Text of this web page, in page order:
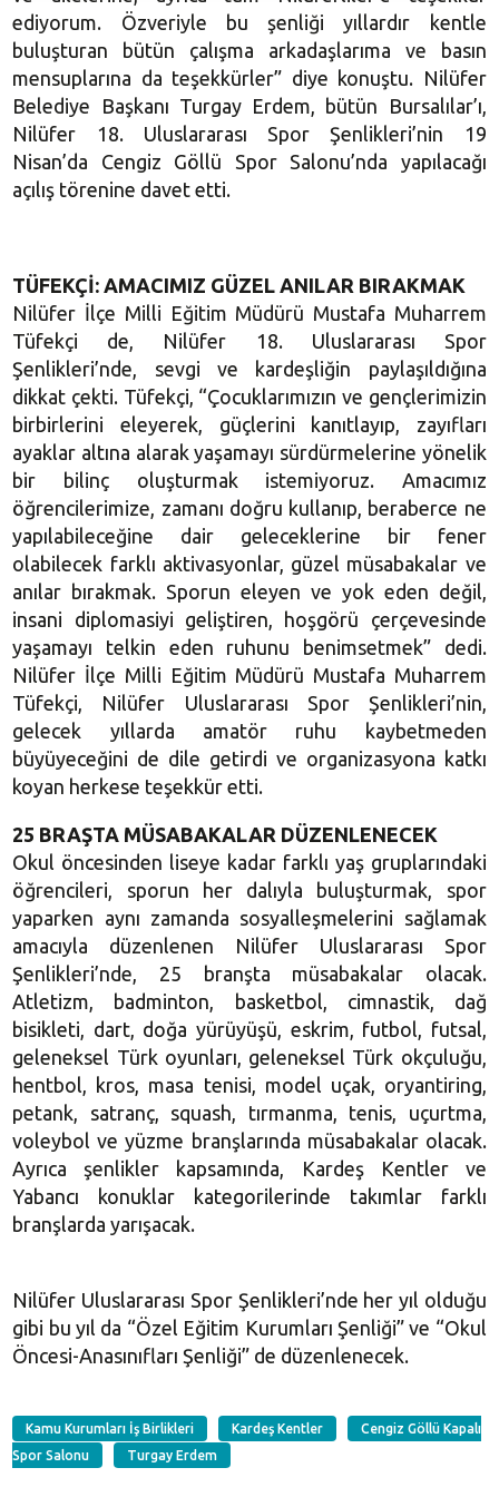
ediyorum. Özveriyle bu şenliği yıllardır kentle
buluşturan bütün çalışma arkadaşlarıma ve basın
mensuplarına da teşekkürler” diye konuştu. Nilüfer
Belediye Başkanı Turgay Erdem, bütün Bursalılar’ı,
Nilüfer 18. Uluslararası Spor Şenlikleri’nin 19
Nisan’da Cengiz Göllü Spor Salonu’nda yapılacağı
açılış törenine davet etti.
TÜFEKÇİ: AMACIMIZ GÜZEL ANILAR BIRAKMAK
Nilüfer İlçe Milli Eğitim Müdürü Mustafa Muharrem
Tüfekçi de, Nilüfer 18. Uluslararası Spor
Şenlikleri’nde, sevgi ve kardeşliğin paylaşıldığına
dikkat çekti. Tüfekçi, “Çocuklarımızın ve gençlerimizin
birbirlerini eleyerek, güçlerini kanıtlayıp, zayıfları
ayaklar altına alarak yaşamayı sürdürmelerine yönelik
bir bilinç oluşturmak istemiyoruz. Amacımız
öğrencilerimize, zamanı doğru kullanıp, beraberce ne
yapılabileceğine dair geleceklerine bir fener
olabilecek farklı aktivasyonlar, güzel müsabakalar ve
anılar bırakmak. Sporun eleyen ve yok eden değil,
insani diplomasiyi geliştiren, hoşgörü çerçevesinde
yaşamayı telkin eden ruhunu benimsetmek” dedi.
Nilüfer İlçe Milli Eğitim Müdürü Mustafa Muharrem
Tüfekçi, Nilüfer Uluslararası Spor Şenlikleri’nin,
gelecek yıllarda amatör ruhu kaybetmeden
büyüyeceğini de dile getirdi ve organizasyona katkı
koyan herkese teşekkür etti.
25 BRAŞTA MÜSABAKALAR DÜZENLENECEK
Okul öncesinden liseye kadar farklı yaş gruplarındaki
öğrencileri, sporun her dalıyla buluşturmak, spor
yaparken aynı zamanda sosyalleşmelerini sağlamak
amacıyla düzenlenen Nilüfer Uluslararası Spor
Şenlikleri’nde, 25 branşta müsabakalar olacak.
Atletizm, badminton, basketbol, cimnastik, dağ
bisikleti, dart, doğa yürüyüşü, eskrim, futbol, futsal,
geleneksel Türk oyunları, geleneksel Türk okçuluğu,
hentbol, kros, masa tenisi, model uçak, oryantiring,
petank, satranç, squash, tırmanma, tenis, uçurtma,
voleybol ve yüzme branşlarında müsabakalar olacak.
Ayrıca şenlikler kapsamında, Kardeş Kentler ve
Yabancı konuklar kategorilerinde takımlar farklı
branşlarda yarışacak.
Nilüfer Uluslararası Spor Şenlikleri’nde her yıl olduğu
gibi bu yıl da “Özel Eğitim Kurumları Şenliği” ve “Okul
Öncesi-Anasınıfları Şenliği” de düzenlenecek.
Kamu Kurumları İş Birlikleri Kardeş Kentler
Cengiz Göllü Kapalı
Spor Salonu
Turgay Erdem